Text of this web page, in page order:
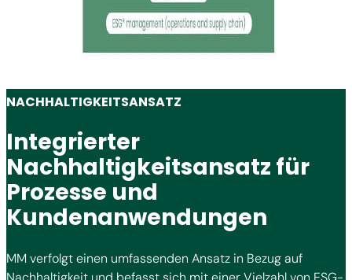
NACHHALTIGKEITSANSATZ
Integrierter
Nachhaltigkeitsansatz für
Prozesse und
Kundenanwendungen
MM verfolgt einen umfassenden Ansatz in Bezug auf